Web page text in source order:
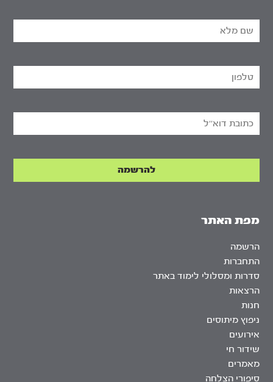
מפת האתר
הרשמה
התחברות
סדרות ומסלולי לימוד באתר
הרצאות
חנות
ניפוץ מיתוסים
אירועים
שידור חי
מאמרים
סיפורי הצלחה